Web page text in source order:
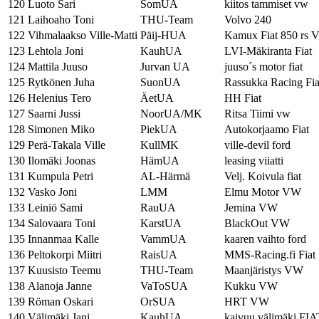
120 Luoto Sari SomUA
kiitos tammiset vw
121 Laihoaho Toni THU-Team
Volvo 240
122 Vihmalaakso Ville-Matti Päij-HUA
Kamux Fiat 850 rs
123 Lehtola Joni KauhUA
LVI-Mäkiranta Fiat
124 Mattila Juuso Jurvan UA
juuso´s motor fiat
125 Rytkönen Juha SuonUA
Rassukka Racing
126 Helenius Tero ÄetUA
HH Fiat
127 Saarni Jussi NoorUA/MK
Ritsa Tiimi vw
128 Simonen Miko PiekUA
Autokorjaamo Fiat
129 Perä-Takala Ville KullMK
ville-devil ford
130 Ilomäki Joonas HämUA
leasing viiatti
131 Kumpula Petri AL-Härmä
Velj. Koivula fiat
132 Vasko Joni LMM
Elmu Motor VW
133 Leiniö Sami RauUA
Jemina VW
134 Salovaara Toni KarstUA
BlackOut VW
135 Innanmaa Kalle VammUA
kaaren vaihto ford
136 Peltokorpi Miitri RaisUA
MMS-Racing.fi Fiat
137 Kuusisto Teemu THU-Team
Maanjäristys VW
138 Alanoja Janne VaToSUA
Kukku VW
139 Röman Oskari OrSUA
HRT VW